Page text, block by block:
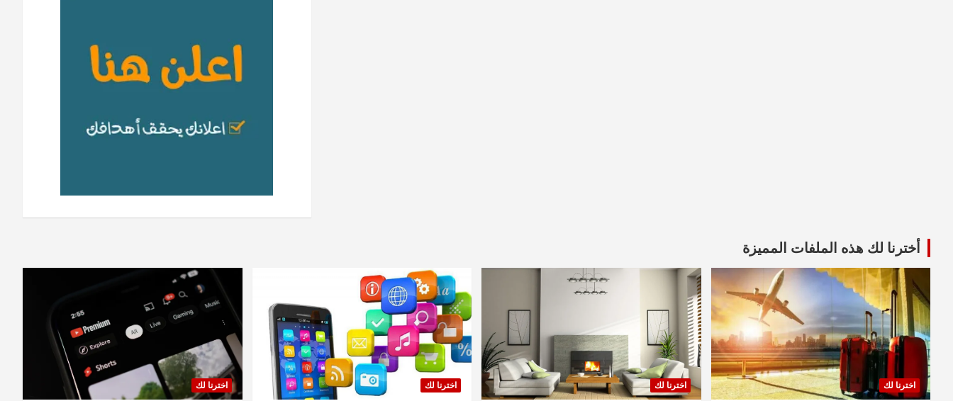
أخترنا لك هذه الملفات المميزة
اخترنا لك اخترنا لك اخترنا لك اخترنا لك